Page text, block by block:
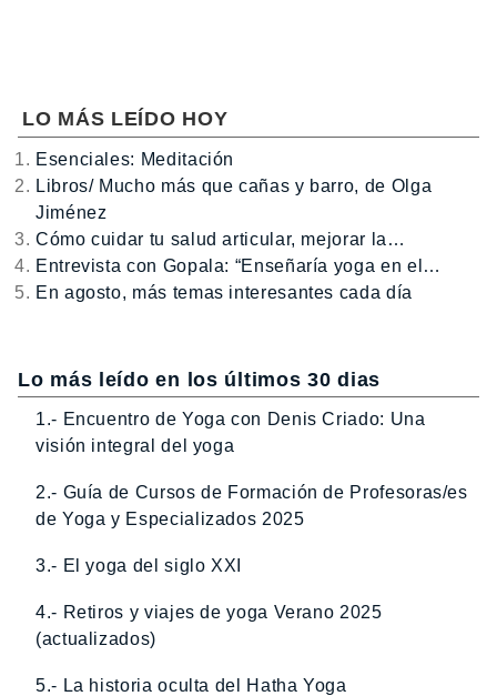
LO MÁS LEÍDO HOY
Esenciales: Meditación
Libros/ Mucho más que cañas y barro, de Olga
Jiménez
Cómo cuidar tu salud articular, mejorar la…
Entrevista con Gopala: “Enseñaría yoga en el…
En agosto, más temas interesantes cada día
Lo más leído en los últimos 30 dias
1.- Encuentro de Yoga con Denis Criado: Una
visión integral del yoga
2.- Guía de Cursos de Formación de Profesoras/es
de Yoga y Especializados 2025
3.- El yoga del siglo XXI
4.- Retiros y viajes de yoga Verano 2025
(actualizados)
5.- La historia oculta del Hatha Yoga